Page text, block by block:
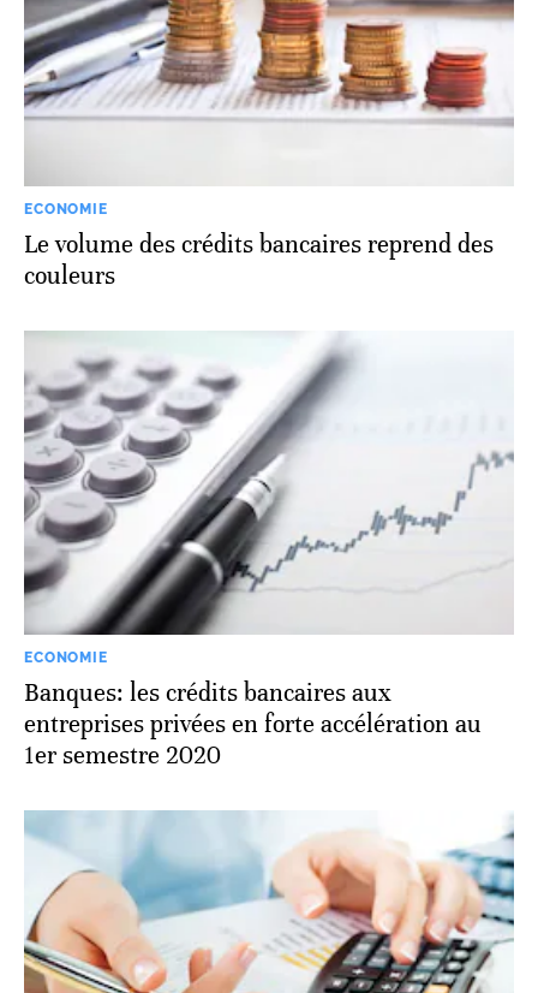
ECONOMIE
Le volume des crédits bancaires reprend des
couleurs
ECONOMIE
Banques: les crédits bancaires aux
entreprises privées en forte accélération au
1er semestre 2020